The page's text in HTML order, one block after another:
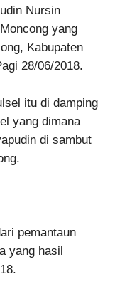
Nursin
yang
Kabupaten
28/06/2018.
itu di damping
yang dimana
di sambut
pemantaun
yang hasil